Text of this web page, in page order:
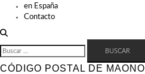
en España
Contacto
BUSCAR:
CÓDIGO POSTAL DE